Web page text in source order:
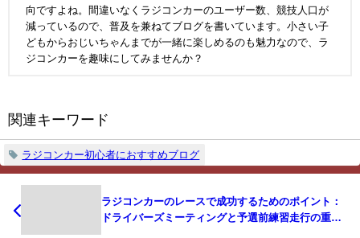
向ですよね。間違いなくラジコンカーのユーザー数、競技人口が
減っているので、普及を兼ねてブログを書いています。小さい子
どもからおじいちゃんまでが一緒に楽しめるのも魅力なので、ラ
ジコンカーを趣味にしてみませんか？
関連キーワード
ラジコンカー初心者におすすめブログ
ラジコンカーのレースで成功するためのポイント：
ドライバーズミーティングと予選前練習走行の重要